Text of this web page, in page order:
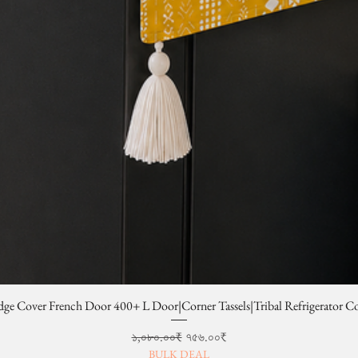
Cover French Door 400+ L Door|Corner Tassels|Tribal Refrigerator
Regular Price
১,০৮০.০০₹ Sale Price
৭৫৬.০০₹
BULK DEAL